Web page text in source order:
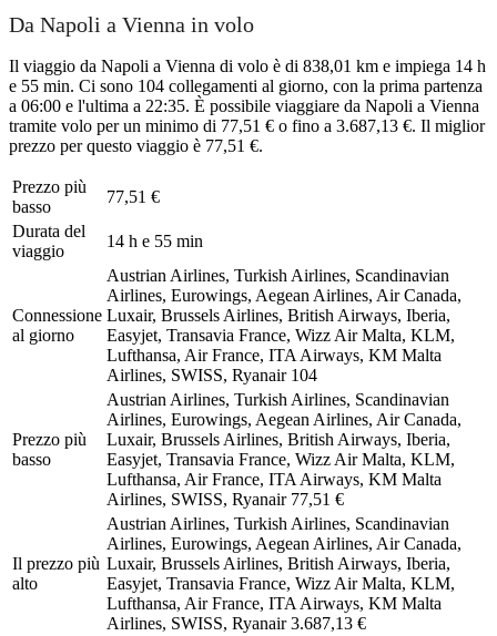
Da Napoli a Vienna in volo
Il viaggio da Napoli a Vienna di volo è di 838,01 km e impiega 14 h
e 55 min. Ci sono 104 collegamenti al giorno, con la prima partenza
a 06:00 e l'ultima a 22:35. È possibile viaggiare da Napoli a Vienna
tramite volo per un minimo di 77,51 € o fino a 3.687,13 €. Il miglior
prezzo per questo viaggio è 77,51 €.
Prezzo più
basso
77,51 €
Durata del
viaggio
14 h e 55 min
Connessione
al giorno
Austrian Airlines, Turkish Airlines, Scandinavian
Airlines, Eurowings, Aegean Airlines, Air Canada,
Luxair, Brussels Airlines, British Airways, Iberia,
Easyjet, Transavia France, Wizz Air Malta, KLM,
Lufthansa, Air France, ITA Airways, KM Malta
Airlines, SWISS, Ryanair 104
Prezzo più
basso
Austrian Airlines, Turkish Airlines, Scandinavian
Airlines, Eurowings, Aegean Airlines, Air Canada,
Luxair, Brussels Airlines, British Airways, Iberia,
Easyjet, Transavia France, Wizz Air Malta, KLM,
Lufthansa, Air France, ITA Airways, KM Malta
Airlines, SWISS, Ryanair 77,51 €
Il prezzo più
alto
Austrian Airlines, Turkish Airlines, Scandinavian
Airlines, Eurowings, Aegean Airlines, Air Canada,
Luxair, Brussels Airlines, British Airways, Iberia,
Easyjet, Transavia France, Wizz Air Malta, KLM,
Lufthansa, Air France, ITA Airways, KM Malta
Airlines, SWISS, Ryanair 3.687,13 €